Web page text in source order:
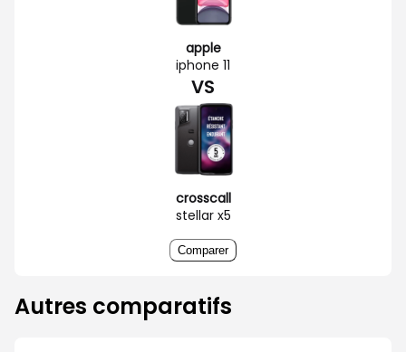
apple
iphone 11
VS
crosscall
stellar x5
Comparer
Autres comparatifs